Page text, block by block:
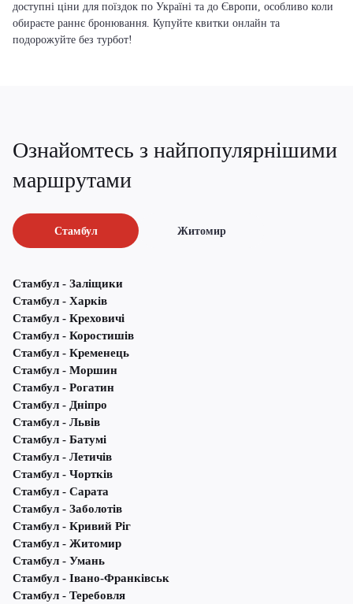
доступні ціни для поїздок по Україні та до Європи, особливо коли
обираєте раннє бронювання. Купуйте квитки онлайн та
подорожуйте без турбот!
Ознайомтесь з найпопулярнішими
маршрутами
Стамбул Житомир
Стамбул - Заліщики
Стамбул - Харків
Стамбул - Креховичі
Стамбул - Коростишів
Стамбул - Кременець
Стамбул - Моршин
Стамбул - Рогатин
Стамбул - Дніпро
Стамбул - Львів
Стамбул - Батумі
Стамбул - Летичів
Стамбул - Чортків
Стамбул - Сарата
Стамбул - Заболотів
Стамбул - Кривий Ріг
Стамбул - Житомир
Стамбул - Умань
Стамбул - Івано-Франківськ
Стамбул - Теребовля